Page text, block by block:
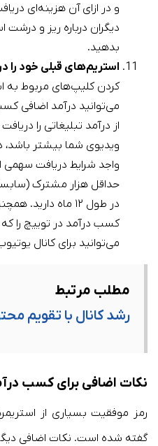
و در ازای آن هزینه‌ای
دیگران درباره ریز و
بدهید.
استریم‌های قبلی خود را
کردن کلیپ‌های مربوط به
می‌توانید درآمد اضافی
از درآمد تبلیغاتی را
ویدیوی شما بیشتر
واجد شرایط دریافت سهمی
حداقل هزار مشترک
در طول ۱۲ ماه
کسب درآمد در توییچ را که
می‌توانید برای کانال
مطلب مرتبط
رشد کانال با تقویم
نکات اضافی برای کسب
رمز موفقیت بسیاری از
گفته شده است. نکات اضافی دیگر